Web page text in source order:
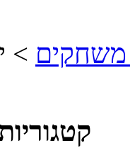
משחקים >